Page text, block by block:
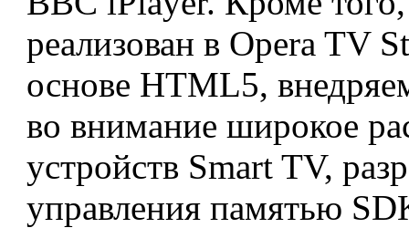
реализован в Opera TV
основе HTML5,
во внимание широкое
устройств Smart TV,
управления памятью